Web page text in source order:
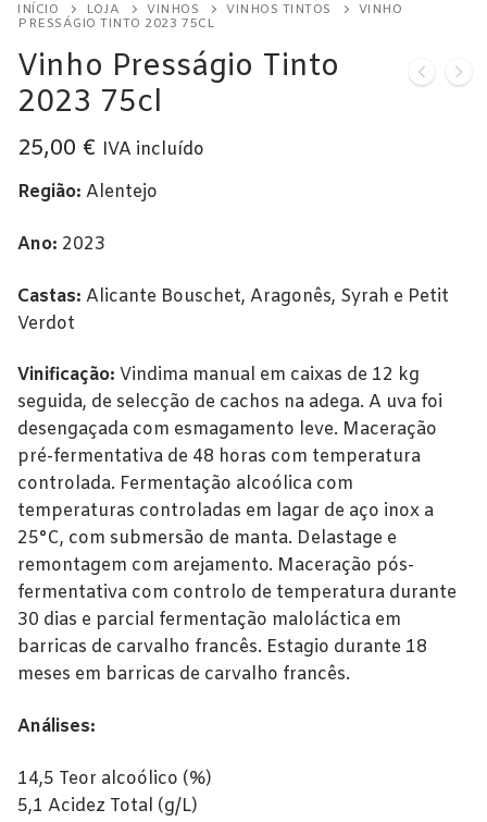
Alentejo
Beira Interior
Bairrada
Dão
Lisboa
Tejo
Vinhos Tintos
Açores
Alentejo
Beira Interior
Bairrada
Dão
Douro
Lisboa
Tejo
INÍCIO LOJA VINHOS VINHOS TINTOS
VINHO
PRESSÁGIO TINTO 2023 75CL
Vinho Presságio Tinto
2023 75cl
25,00 € IVA incluído
Região: Alentejo
Ano: 2023
Castas: Alicante Bouschet, Aragonês, Syrah e Petit
Verdot
Vinificação: Vindima manual em caixas de 12 kg
seguida, de selecção de cachos na adega. A uva foi
desengaçada com esmagamento leve. Maceração
pré-fermentativa de 48 horas com temperatura
controlada. Fermentação alcoólica com
temperaturas controladas em lagar de aço inox a
25°C, com submersão de manta. Delastage e
remontagem com arejamento. Maceração pós-
fermentativa com controlo de temperatura durante
30 dias e parcial fermentação maloláctica em
barricas de carvalho francês. Estagio durante 18
meses em barricas de carvalho francês.
Análises:
14,5 Teor alcoólico (%)
5,1 Acidez Total (g/L)